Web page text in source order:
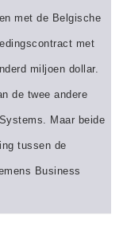
met de Belgische
met
miljoen dollar.
de twee andere
Maar beide
tussen de
Business